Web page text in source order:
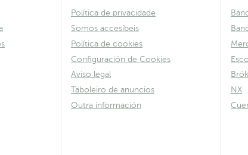
Política de privacidade
Somos accesíbeis
Política de cookies
Configuración de Cookies
Aviso legal
Taboleiro de anuncios
Outra información
NX